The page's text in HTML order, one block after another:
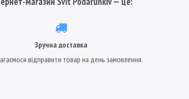
Зручна доставка
відправити товар на день замовлення.